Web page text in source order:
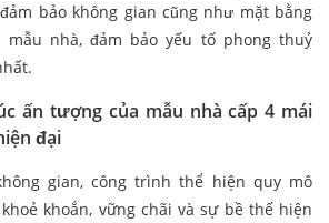
bảo không gian cũng như mặt bằng
mẫu nhà, đảm bảo yếu tố phong thuỷ
ấn tượng của mẫu nhà cấp 4 mái
đại
gian, công trình thể hiện quy mô
khoắn, vững chãi và sự bề thế hiện